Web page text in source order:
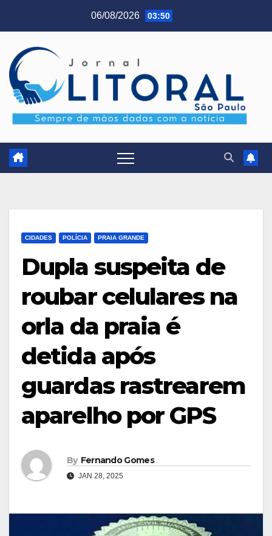
06/08/2026 03:50
CIDADES POLÍCIA PRAIA GRANDE
Dupla suspeita de
roubar celulares na
orla da praia é
detida após
guardas rastrearem
aparelho por GPS
By Fernando Gomes
JAN 28, 2025